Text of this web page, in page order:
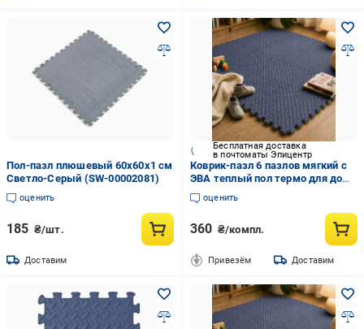
Пол-пазл плюшевый 60х60х1 см
Светло-Серый (SW-00002081)
оценить
185 ₴/шт.
Доставим
Бесплатная доставка
в почтоматы Эпицентр
Коврик-пазл 6 пазлов мягкий с
ЭВА теплый пол термо для дома
в детскую комнату без
покрытия 60х90 см Темно-синий
оценить
360 ₴/компл.
Привезём Доставим